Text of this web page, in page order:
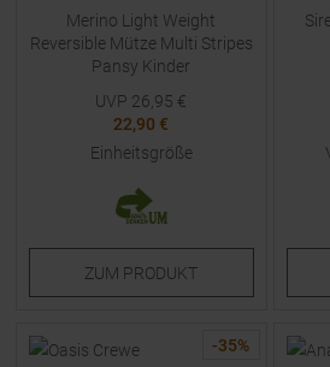
Merino Light Weight
Reversible Mütze Multi Stripes
Pansy Kinder
UVP 26,95 €
22,90 €
Einheitsgröße
ZUM PRODUKT
-35%